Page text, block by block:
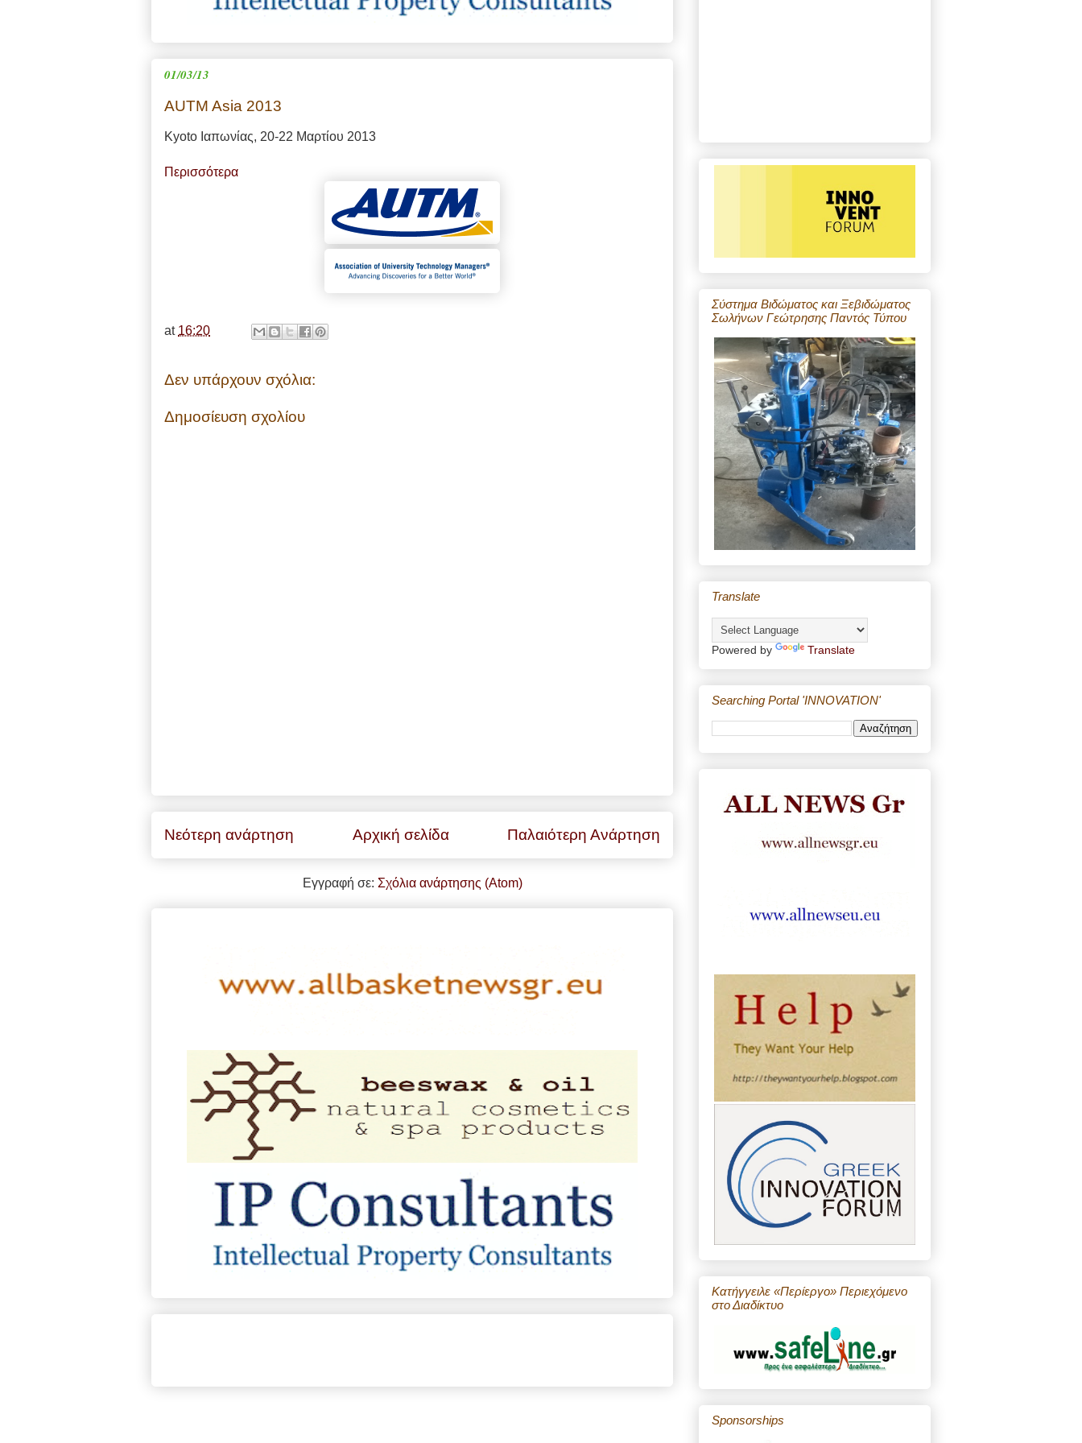
01/03/13
AUTM Asia 2013
Kyoto Ιαπωνίας, 20-22 Μαρτίου 2013
Περισσότερα
at 16:20
Δεν υπάρχουν σχόλια:
Δημοσίευση σχολίου
Νεότερη ανάρτηση Παλαιότερη Ανάρτηση
Αρχική σελίδα
Εγγραφή σε: Σχόλια ανάρτησης (Atom)
Σύστημα Βιδώματος και Ξεβιδώματος
Σωλήνων Γεώτρησης Παντός Τύπου
Translate
Powered by Translate
Searching Portal 'INNOVATION'
Κατήγγειλε «Περίεργο» Περιεχόμενο
στο Διαδίκτυο
Sponsorships